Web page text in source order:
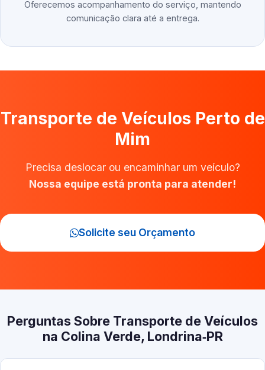
Oferecemos acompanhamento do serviço, mantendo
comunicação clara até a entrega.
Transporte de Veículos Perto de
Mim
Precisa deslocar ou encaminhar um veículo?
Nossa equipe está pronta para atender!
Solicite seu Orçamento
Perguntas Sobre Transporte de Veículos
na Colina Verde, Londrina‑PR